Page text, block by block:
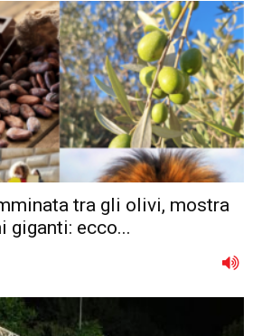
tra gli olivi, mostra
giganti: ecco...